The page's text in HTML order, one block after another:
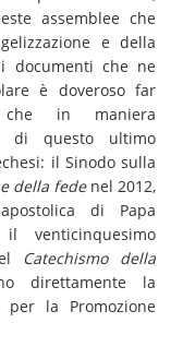
assemblee che
e della
documenti che ne
è doveroso far
in maniera
di questo ultimo
il Sinodo sulla
della fedenel 2012,
di Papa
venticinquesimo
Catechismo della
direttamente la
per la Promozione